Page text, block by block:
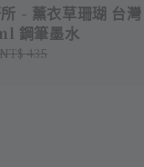
- 薰衣草珊瑚 台灣
鋼筆墨水
Regular
NT$ 435